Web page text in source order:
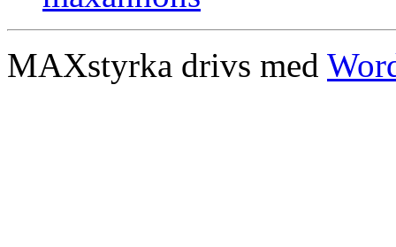
MAXstyrka drivs med